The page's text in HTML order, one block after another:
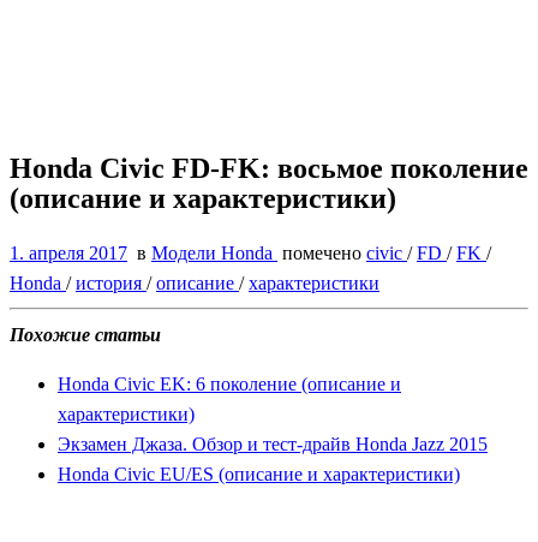
Honda Civic FD-FK: восьмое поколение
(описание и характеристики)
1. апреля 2017 в Модели Honda помечено civic /FD /FK /
Honda /история /описание /характеристики
Похожие статьи
Honda Civic EK: 6 поколение (описание и
характеристики)
Экзамен Джаза. Обзор и тест-драйв Honda Jazz 2015
Honda Civic EU/ES (описание и характеристики)